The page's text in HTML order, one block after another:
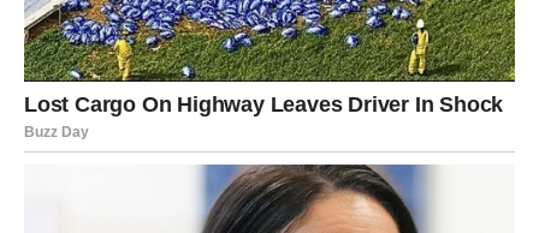
Blizanci
Blizanci su poznati po svojoj radoznalosti i želji da stalno
otkrivaju nešto novo. Danas će upravo ta osobina igrati
važnu ulogu.
Moguće je da ćete slučajno saznati informaciju koja će